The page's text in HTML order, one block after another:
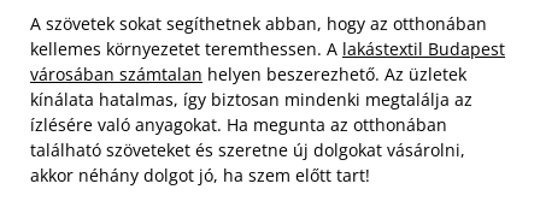
A szövetek sokat segíthetnek abban, hogy az otthonában
kellemes környezetet teremthessen. A lakástextil Budapest
városában számtalan helyen beszerezhető. Az üzletek
kínálata hatalmas, így biztosan mindenki megtalálja az
ízlésére való anyagokat. Ha megunta az otthonában
található szöveteket és szeretne új dolgokat vásárolni,
akkor néhány dolgot jó, ha szem előtt tart!